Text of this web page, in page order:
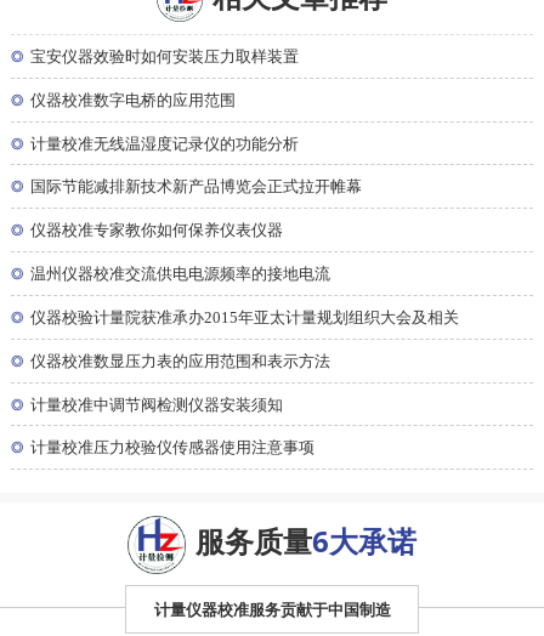
◎ 宝安仪器效验时如何安装压力取样装置
◎ 仪器校准数字电桥的应用范围
◎ 计量校准无线温湿度记录仪的功能分析
◎ 国际节能减排新技术新产品博览会正式拉开帷幕
◎ 仪器校准专家教你如何保养仪表仪器
◎ 温州仪器校准交流供电电源频率的接地电流
◎ 仪器校验计量院获准承办2015年亚太计量规划组织大会及相关
◎ 仪器校准数显压力表的应用范围和表示方法
◎ 计量校准中调节阀检测仪器安装须知
◎ 计量校准压力校验仪传感器使用注意事项
服务质量6大承诺
计量仪器校准服务贡献于中国制造